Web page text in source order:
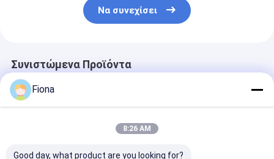
Να συνεχίσει
Συνιστώμενα Προϊόντα
Fiona
8:26 AM
Good day, what product are you looking for?